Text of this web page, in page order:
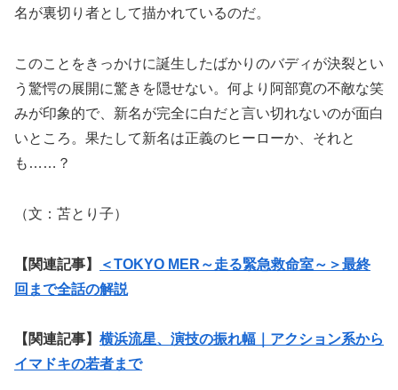
名が裏切り者として描かれているのだ。
このことをきっかけに誕生したばかりのバディが決裂とい
う驚愕の展開に驚きを隠せない。何より阿部寛の不敵な笑
みが印象的で、新名が完全に白だと言い切れないのが面白
いところ。果たして新名は正義のヒーローか、それと
も……？
（文：苫とり子）
【関連記事】
＜TOKYO MER～走る緊急救命室～＞最終
回まで全話の解説
【関連記事】 横浜流星、演技の振れ幅｜アクション系から
イマドキの若者まで